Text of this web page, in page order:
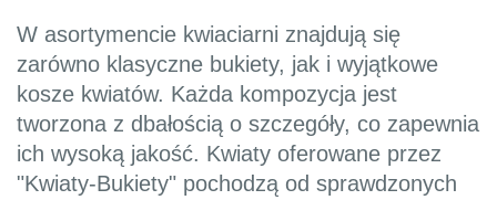
W asortymencie kwiaciarni znajdują się
zarówno klasyczne bukiety, jak i wyjątkowe
kosze kwiatów. Każda kompozycja jest
tworzona z dbałością o szczegóły, co zapewnia
ich wysoką jakość. Kwiaty oferowane przez
"Kwiaty-Bukiety" pochodzą od sprawdzonych